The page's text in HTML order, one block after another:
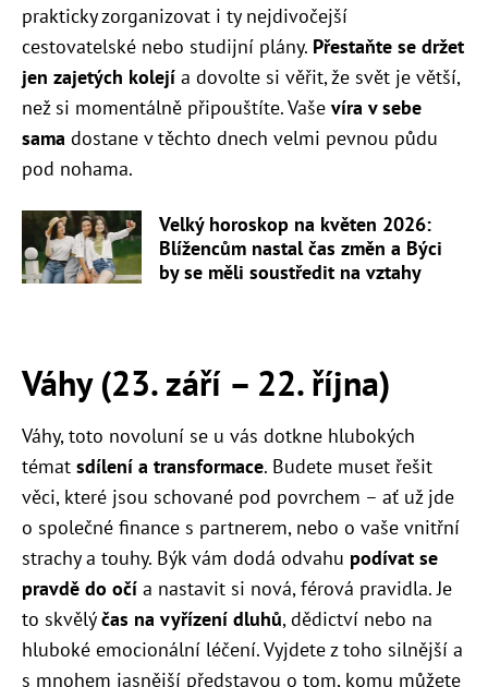
prakticky zorganizovat i ty nejdivočejší
cestovatelské nebo studijní plány. Přestaňte se držet
jen zajetých kolejí a dovolte si věřit, že svět je větší,
než si momentálně připouštíte. Vaše víra v sebe
sama dostane v těchto dnech velmi pevnou půdu
pod nohama.
Velký horoskop na květen 2026:
Blížencům nastal čas změn a Býci
by se měli soustředit na vztahy
Váhy (23. září – 22. října)
Váhy, toto novoluní se u vás dotkne hlubokých
témat sdílení a transformace. Budete muset řešit
věci, které jsou schované pod povrchem – ať už jde
o společné finance s partnerem, nebo o vaše vnitřní
strachy a touhy. Býk vám dodá odvahu podívat se
pravdě do očí a nastavit si nová, férová pravidla. Je
to skvělýčas na vyřízení dluhů, dědictví nebo na
hluboké emocionální léčení. Vyjdete z toho silnější a
s mnohem jasnější představou o tom, komu můžete